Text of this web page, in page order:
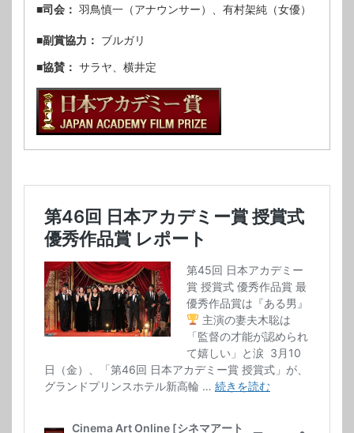
■司会： 羽鳥慎一（アナウンサー）、有村架純（女優）
■副賞協力： ブルガリ
■協賛： サラヤ、横井定